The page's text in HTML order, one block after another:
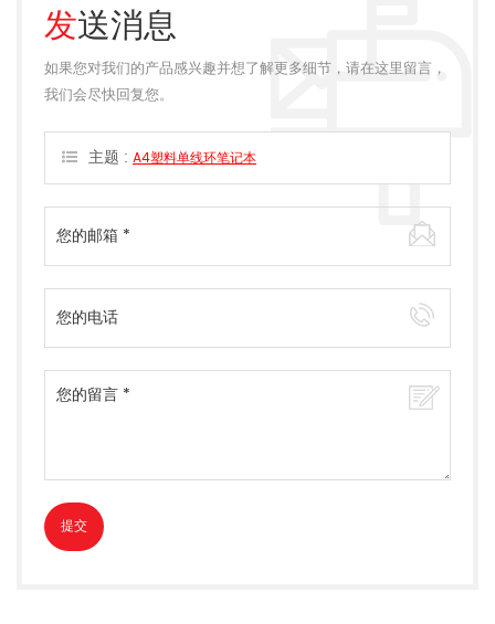
发送消息
如果您对我们的产品感兴趣并想了解更多细节，请在这里留言，
我们会尽快回复您。
主题 : A4塑料单线环笔记本